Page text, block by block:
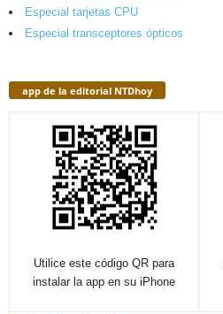
Especial tarjetas CPU
Especial transceptores ópticos
app de la editorial NTDhoy
Utilice este código QR para
instalar la app en su iPhone